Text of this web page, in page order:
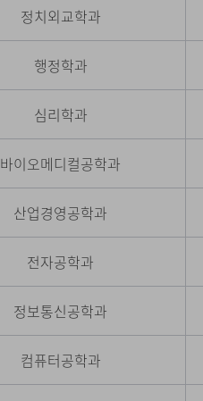
정치외교학과
행정학과
심리학과
바이오메디컬공학과
산업경영공학과
전자공학과
정보통신공학과
컴퓨터공학과